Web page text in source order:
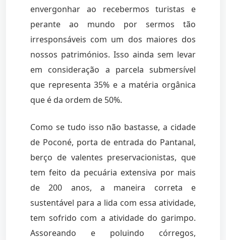
envergonhar ao recebermos turistas e
perante ao mundo por sermos tão
irresponsáveis com um dos maiores dos
nossos patrimónios. Isso ainda sem levar
em consideração a parcela submersível
que representa 35% e a matéria orgânica
que é da ordem de 50%.
Como se tudo isso não bastasse, a cidade
de Poconé, porta de entrada do Pantanal,
berço de valentes preservacionistas, que
tem feito da pecuária extensiva por mais
de 200 anos, a maneira correta e
sustentável para a lida com essa atividade,
tem sofrido com a atividade do garimpo.
Assoreando e poluindo córregos,